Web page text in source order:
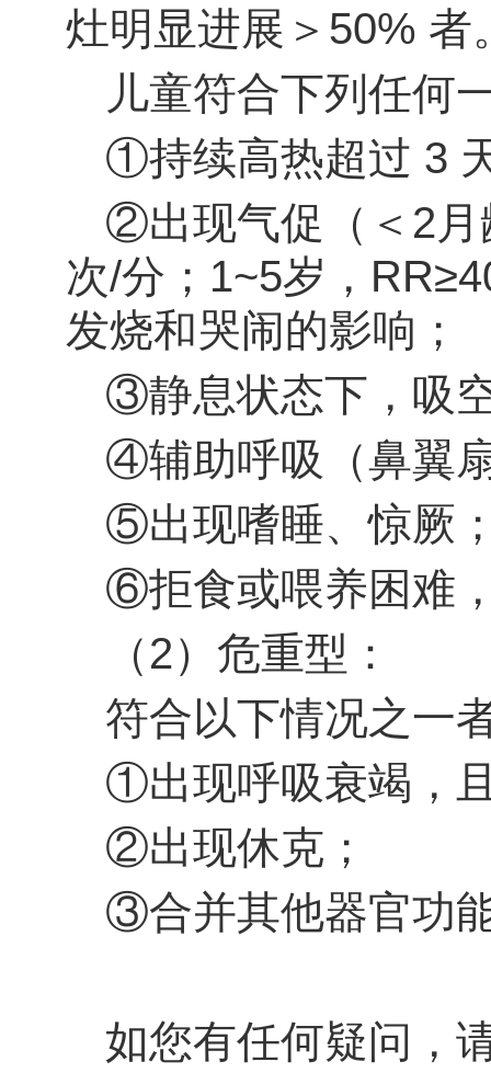
灶明显进展＞50% 者
儿童符合下列任何
①持续高热超过 3
②出现气促（ ＜ 2
次/分；1~5岁，
发烧和哭闹的影响；
③静息状态下，吸
④辅助呼吸（鼻翼
⑤出现嗜睡、惊厥
⑥拒食或喂养困难
（2）危重型：
符合以下情况之一
①出现呼吸衰竭，
②出现休克；
③合并其他器官功
如您有任何疑问，